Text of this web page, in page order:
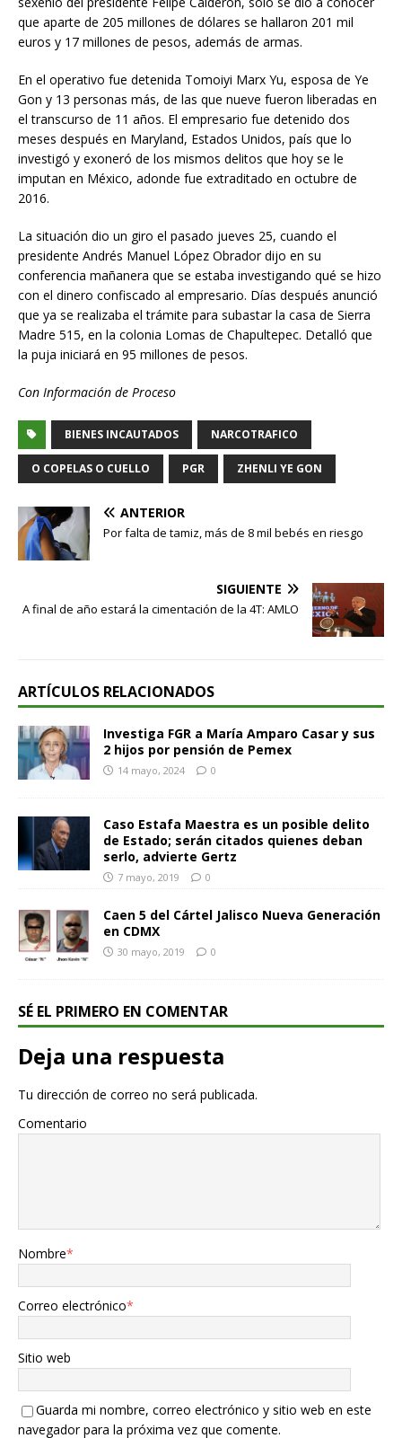
que aparte de 205 millones de dólares se hallaron 201 mil
euros y 17 millones de pesos, además de armas.
En el operativo fue detenida Tomoiyi Marx Yu, esposa de Ye
Gon y 13 personas más, de las que nueve fueron liberadas en
el transcurso de 11 años. El empresario fue detenido dos
meses después en Maryland, Estados Unidos, país que lo
investigó y exoneró de los mismos delitos que hoy se le
imputan en México, adonde fue extraditado en octubre de
2016.
La situación dio un giro el pasado jueves 25, cuando el
presidente Andrés Manuel López Obrador dijo en su
conferencia mañanera que se estaba investigando qué se hizo
con el dinero confiscado al empresario. Días después anunció
que ya se realizaba el trámite para subastar la casa de Sierra
Madre 515, en la colonia Lomas de Chapultepec. Detalló que
la puja iniciará en 95 millones de pesos.
Con Información de Proceso
BIENES INCAUTADOS NARCOTRAFICO
O COPELAS O CUELLO PGR ZHENLI YE GON
ANTERIOR
Por falta de tamiz, más de 8 mil bebés en riesgo
SIGUIENTE
A final de año estará la cimentación de la 4T: AMLO
ARTÍCULOS RELACIONADOS
Investiga FGR a María Amparo Casar y sus
2 hijos por pensión de Pemex
14 mayo, 2024 0
Caso Estafa Maestra es un posible delito
de Estado; serán citados quienes deban
serlo, advierte Gertz
7 mayo, 2019 0
Caen 5 del Cártel Jalisco Nueva Generación
en CDMX
30 mayo, 2019 0
SÉ EL PRIMERO EN COMENTAR
Deja una respuesta
Tu dirección de correo no será publicada.
Comentario
Nombre*
Correo electrónico*
Sitio web
Guarda mi nombre, correo electrónico y sitio web en este
navegador para la próxima vez que comente.